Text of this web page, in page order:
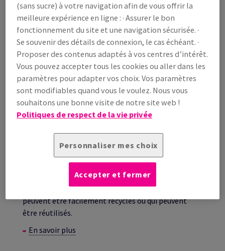
Notre expertise : concevoir des
solutions d'emballage innovantes
Les emballages verts
Un aperçu des matériaux d’emballage « verts » qui
sont fabriqués à partir de matériaux recyclés, qui
peuvent être facilement recyclés ou qui peuvent
être réutilisés.
En savoir plus
(sans sucre) à votre navigation afin de vous offrir la
meilleure expérience en ligne : · Assurer le bon
fonctionnement du site et une navigation sécurisée. ·
Se souvenir des détails de connexion, le cas échéant. ·
Proposer des contenus adaptés à vos centres d’intérêt.
Vous pouvez accepter tous les cookies ou aller dans les
paramètres pour adapter vos choix. Vos paramètres
sont modifiables quand vous le voulez. Nous vous
souhaitons une bonne visite de notre site web !
Politiques de respect de la vie privée
Personnaliser mes choix
Accepter et fermer